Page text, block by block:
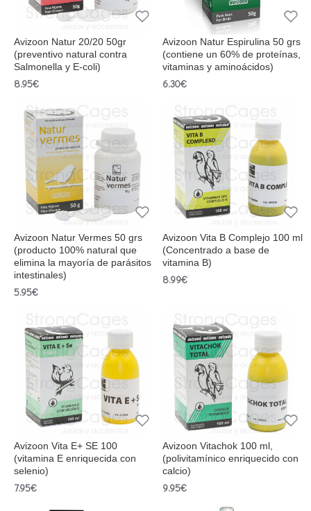
Avizoon Natur 20/20 50gr
(preventivo natural contra
Salmonella y E-coli)
8.95€
Avizoon Natur Espirulina 50 grs
(contiene un 60% de proteínas,
vitaminas y aminoácidos)
6.30€
Avizoon Natur Vermes 50 grs
(producto 100% natural que
elimina la mayoría de parásitos
intestinales)
5.95€
Avizoon Vita B Complejo 100 ml
(Concentrado a base de
vitamina B)
8.99€
Avizoon Vita E+ SE 100
(vitamina E enriquecida con
selenio)
7.95€
Avizoon Vitachok 100 ml,
(polivitamínico enriquecido con
calcio)
9.95€